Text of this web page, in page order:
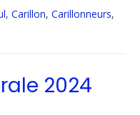
, Carillon, Carillonneurs,
2024